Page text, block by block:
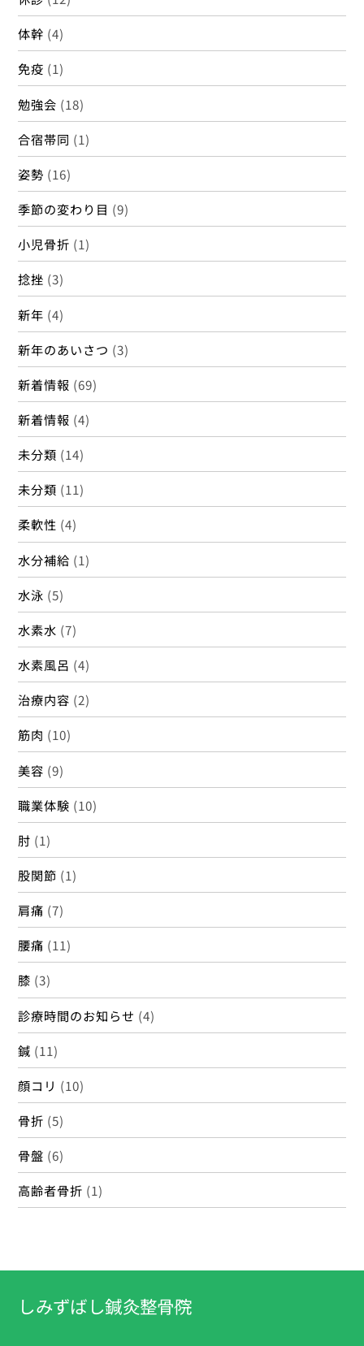
体幹 (4)
免疫 (1)
勉強会 (18)
合宿帯同 (1)
姿勢 (16)
季節の変わり目 (9)
小児骨折 (1)
捻挫 (3)
新年 (4)
新年のあいさつ (3)
新着情報 (69)
新着情報 (4)
未分類 (14)
未分類 (11)
柔軟性 (4)
水分補給 (1)
水泳 (5)
水素水 (7)
水素風呂 (4)
治療内容 (2)
筋肉 (10)
美容 (9)
職業体験 (10)
肘 (1)
股関節 (1)
肩痛 (7)
腰痛 (11)
膝 (3)
診療時間のお知らせ (4)
鍼 (11)
顔コリ (10)
骨折 (5)
骨盤 (6)
高齢者骨折 (1)
Back
しみずばし鍼灸整骨院